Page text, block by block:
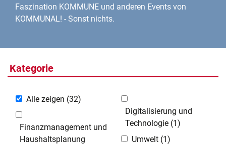
Faszination KOMMUNE und anderen Events von
KOMMUNAL! - Sonst nichts.
Kategorie
Alle zeigen (32)
Finanzmanagement und
Haushaltsplanung
Digitalisierung und
Technologie (1)
Umwelt (1)